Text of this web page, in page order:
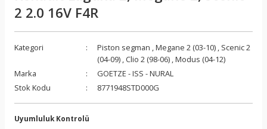
2 2.0 16V F4R
Kategori Piston segman ,Megane 2 (03-10) , Scenic 2
(04-09) , Clio 2 (98-06) ,Modus (04-12)
Marka
GOETZE - ISS - NURAL
Stok Kodu
8771948STD000G
Uyumluluk Kontrolü